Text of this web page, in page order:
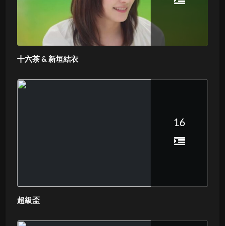
十六茶 & 新垣結衣
16
超級盃